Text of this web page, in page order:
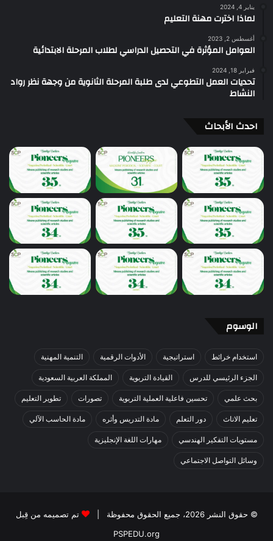
يناير 4, 2024
لماذا اخترت مهنة التعليم
أغسطس 2, 2023
العوامل المؤثرة في التحصيل الدراسي لطلاب المرحلة الابتدائية
فبراير 18, 2024
تحديات العمل التطوعي لدى طلبة المرحلة الثانوية من وجهة نظر رواد
النشاط
احدث الأبحاث
الوسوم
استخدام خرائط استراتيجية الأدوات الرقمية التنمية المهنية
الجزء الرئيسي للدرس القيادة التربوية المملكة العربية السعودية
بحث علمي تحسين فاعلية العملية التربوية تصورات تطوير التعليم
تعليم الاناث دور التعلم مادة التدريس وأثره مادة الحاسب الآلي
مستويات التفكير الهندسي مهارات اللغة الإنجليزية
وسائل التواصل الاجتماعي
© حقوق النشر 2026، جميع الحقوق محفوظة |
تم تصميمه من قِبل
PSPEDU.org